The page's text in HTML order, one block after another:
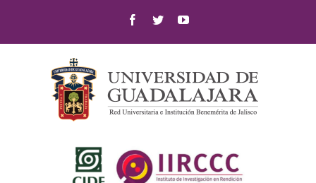
content
Facebook
TwitterYouTube